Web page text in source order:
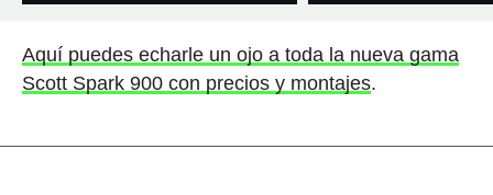
Aquí puedes echarle un ojo a toda la nueva gama
Scott Spark 900 con precios y montajes.